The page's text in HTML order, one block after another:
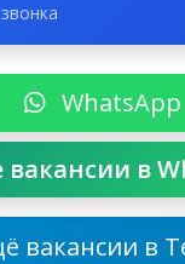
WhatsApp
вакансии в
вакансии в